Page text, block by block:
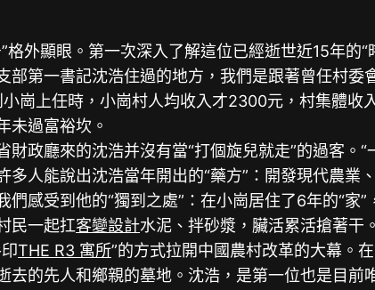
格外顯眼。第一次深入了解這位已經逝世近15年的
第一書記沈浩住過的地方，我們是跟著曾任村委
崗上任時，小崗村人均收入才2300元，村集體收
過富裕坎。
廳來的沈浩并沒有當“打個旋兒就走”的過客。“
人能說出沈浩當年開出的“藥方”：開發現代農業
受到他的“獨到之處”：在小崗居住了6年的“家”
民一起扛客變設計水泥、拌砂漿，臟活累活搶著干。
THE R3 寓所”的方式拉開中國農村改革的大幕。
的先人和鄉親的墓地。沈浩，是第一位也是目前